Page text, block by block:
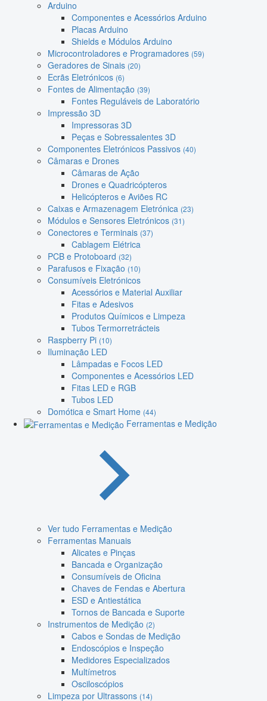
Arduino
Componentes e Acessórios Arduino
Placas Arduino
Shields e Módulos Arduino
Microcontroladores e Programadores (59)
Geradores de Sinais (20)
Ecrãs Eletrónicos (6)
Fontes de Alimentação (39)
Fontes Reguláveis de Laboratório
Impressão 3D
Impressoras 3D
Peças e Sobressalentes 3D
Componentes Eletrónicos Passivos (40)
Câmaras e Drones
Câmaras de Ação
Drones e Quadricópteros
Helicópteros e Aviões RC
Caixas e Armazenagem Eletrónica (23)
Módulos e Sensores Eletrónicos (31)
Conectores e Terminais (37)
Cablagem Elétrica
PCB e Protoboard (32)
Parafusos e Fixação (10)
Consumíveis Eletrónicos
Acessórios e Material Auxiliar
Fitas e Adesivos
Produtos Químicos e Limpeza
Tubos Termorretrácteis
Raspberry Pi (10)
Iluminação LED
Lâmpadas e Focos LED
Componentes e Acessórios LED
Fitas LED e RGB
Tubos LED
Domótica e Smart Home (44)
Ferramentas e Medição
Ver tudo Ferramentas e Medição
Ferramentas Manuais
Alicates e Pinças
Bancada e Organização
Consumíveis de Oficina
Chaves de Fendas e Abertura
ESD e Antiestática
Tornos de Bancada e Suporte
Instrumentos de Medição (2)
Cabos e Sondas de Medição
Endoscópios e Inspeção
Medidores Especializados
Multímetros
Osciloscópios
Limpeza por Ultrassons (14)